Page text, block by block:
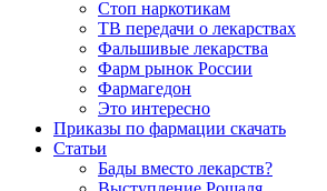
Стоп наркотикам
ТВ передачи о лекарствах
Фальшивые лекарства
Фарм рынок России
Фармагедон
Это интересно
Приказы по фармации скачать
Статьи
Бады вместо лекарств?